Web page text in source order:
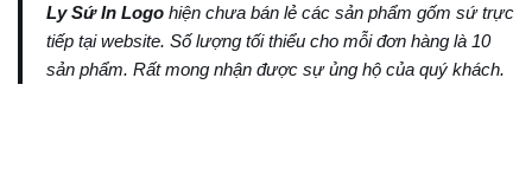
Ly Sứ In Logo hiện chưa bán lẻ các sản phẩm gốm sứ trực
tiếp tại website. Số lượng tối thiểu cho mỗi đơn hàng là 10
sản phẩm. Rất mong nhận được sự ủng hộ của quý khách.